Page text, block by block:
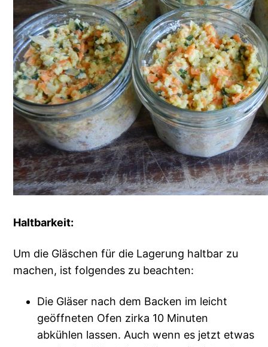
Haltbarkeit:
Um die Gläschen für die Lagerung haltbar zu
machen, ist folgendes zu beachten:
Die Gläser nach dem Backen im leicht
geöffneten Ofen zirka 10 Minuten
abkühlen lassen. Auch wenn es jetzt etwas